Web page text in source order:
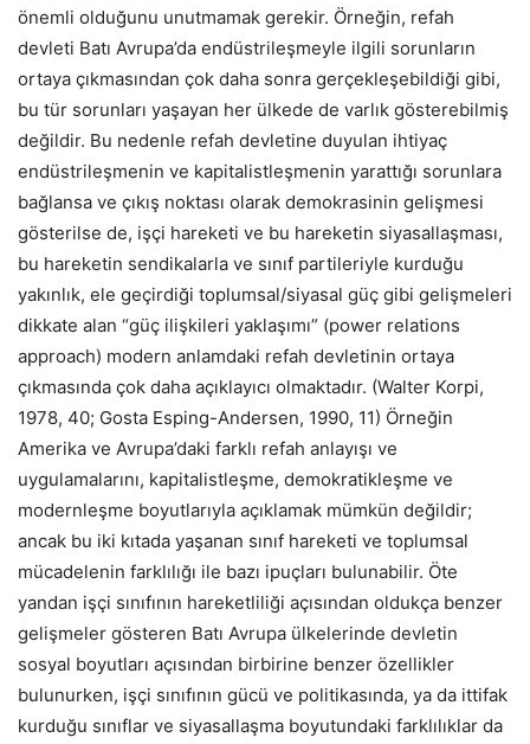
önemli olduğunu unutmamak gerekir. Örneğin, refah
devleti Batı Avrupa’da endüstrileşmeyle ilgili sorunların
ortaya çıkmasından çok daha sonra gerçekleşebildiği gibi,
bu tür sorunları yaşayan her ülkede de varlık gösterebilmiş
değildir. Bu nedenle refah devletine duyulan ihtiyaç
endüstrileşmenin ve kapitalistleşmenin yarattığı sorunlara
bağlansa ve çıkış noktası olarak demokrasinin gelişmesi
gösterilse de, işçi hareketi ve bu hareketin siyasallaşması,
bu hareketin sendikalarla ve sınıf partileriyle kurduğu
yakınlık, ele geçirdiği toplumsal/siyasal güç gibi gelişmeleri
dikkate alan “güç ilişkileri yaklaşımı” (power relations
approach) modern anlamdaki refah devletinin ortaya
çıkmasında çok daha açıklayıcı olmaktadır. (Walter Korpi,
1978, 40; Gosta Esping-Andersen, 1990, 11) Örneğin
Amerika ve Avrupa’daki farklı refah anlayışı ve
uygulamalarını, kapitalistleşme, demokratikleşme ve
modernleşme boyutlarıyla açıklamak mümkün değildir;
ancak bu iki kıtada yaşanan sınıf hareketi ve toplumsal
mücadelenin farklılığı ile bazı ipuçları bulunabilir. Öte
yandan işçi sınıfının hareketliliği açısından oldukça benzer
gelişmeler gösteren Batı Avrupa ülkelerinde devletin
sosyal boyutları açısından birbirine benzer özellikler
bulunurken, işçi sınıfının gücü ve politikasında, ya da ittifak
kurduğu sınıflar ve siyasallaşma boyutundaki farklılıklar da